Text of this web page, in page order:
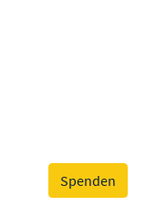
Spenden